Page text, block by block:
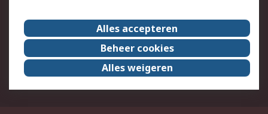
Over RS
RS Group
Over ons
RS wereldwijd
Werken bij RS
ESG
Alles accepteren
Beheer cookies
Alles weigeren